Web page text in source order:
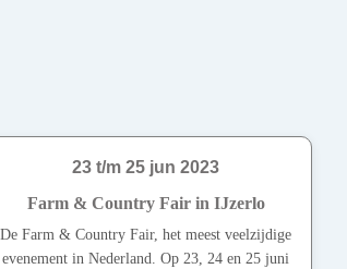
23 t/m 25 jun 2023
Farm & Country Fair in IJzerlo
De Farm & Country Fair, het meest veelzijdige
evenement in Nederland. Op 23, 24 en 25 juni